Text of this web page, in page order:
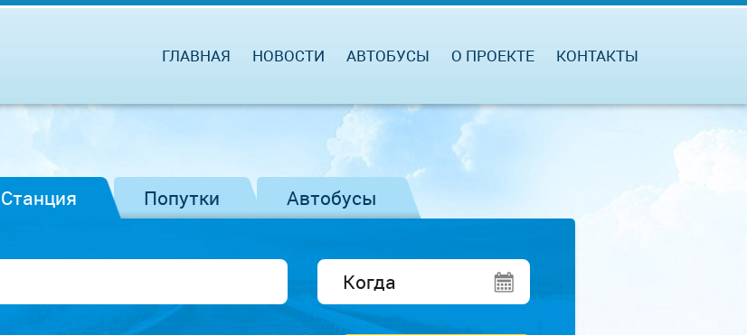
ГЛАВНАЯ НОВОСТИ АВТОБУСЫ О ПРОЕКТЕ КОНТАКТЫ
Станция Попутки Автобусы